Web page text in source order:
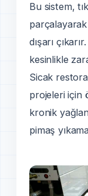
Bu sistem,
dışarı
kesinlikle
Sicak
projeleri için
kronik
pimaş